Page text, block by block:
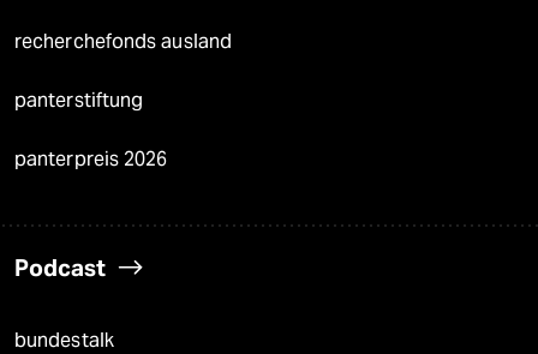
recherchefonds ausland
panterstiftung
panterpreis 2026
Podcast
bundestalk